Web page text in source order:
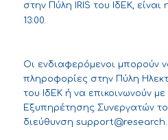
στην Πύλη IRIS του ΙδΕΚ, είναι
13:00.
Οι ενδιαφερόμενοι μπορούν
πληροφορίες στην Πύλη
του ΙδΕΚ ή να επικοινωνούν με
Εξυπηρέτησης Συνεργατών
διεύθυνση